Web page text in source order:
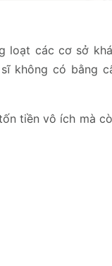
loạt các cơ sở
không có bằng
tiền vô ích mà